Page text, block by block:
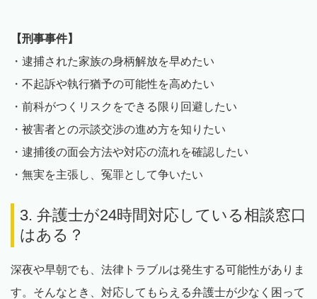
【刑事事件】
・逮捕された家族の身柄解放を早めたい
・不起訴や執行猶予の可能性を高めたい
・前科がつくリスクをできる限り回避したい
・被害者との示談交渉の進め方を知りたい
・逮捕後の面会方法や対応の流れを確認したい
・無実を主張し、冤罪として争いたい
3. 弁護士が24時間対応している相談窓口
はある？
深夜や早朝でも、法律トラブルは発生する可能性がありま
す。そんなとき、対応してもらえる弁護士が少なく困って